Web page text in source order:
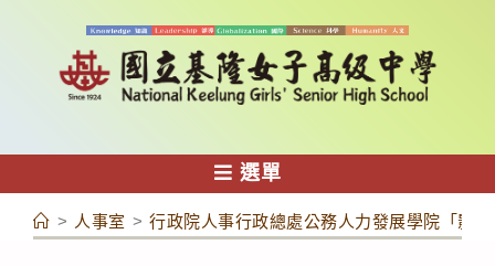
容
選單
> 人事室 > 行政院人事行政總處公務人力發展學院「影